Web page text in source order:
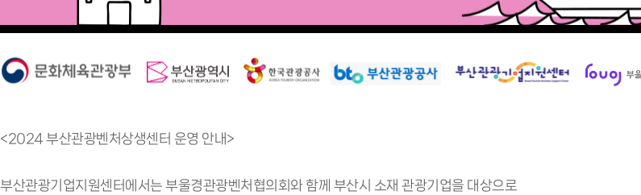
<2024 부산관광벤처상생센터 운영 안내>
부산관광기업지원센터에서는 부울경관광벤처협의회와 함께 부산시 소재 관광기업을 대상으로